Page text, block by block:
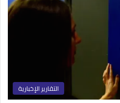
التقارير الإخبارية